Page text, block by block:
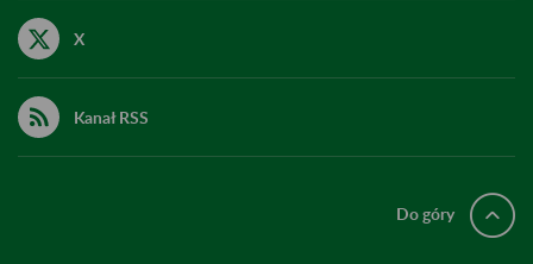
X
Kanał RSS
Do góry